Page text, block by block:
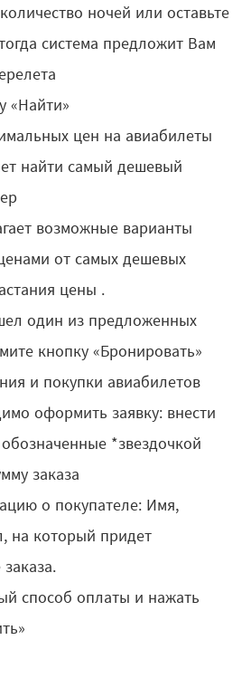
ночей или оставьте
система предложит Вам
«Найти»
цен на авиабилеты
найти самый дешевый
возможные варианты
от самых дешевых
цены .
один из предложенных
кнопку «Бронировать»
и покупки авиабилетов
оформить заявку: внести
*звездочкой
заказа
о покупателе: Имя,
на который придет
способ оплаты и нажать